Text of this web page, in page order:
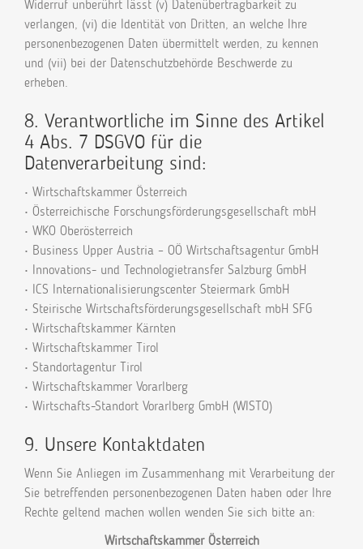
Widerruf unberührt lässt (v) Datenübertragbarkeit zu
verlangen, (vi) die Identität von Dritten, an welche Ihre
personenbezogenen Daten übermittelt werden, zu kennen
und (vii) bei der Datenschutzbehörde Beschwerde zu
erheben.
8. Verantwortliche im Sinne des Artikel
4 Abs. 7 DSGVO für die
Datenverarbeitung sind:
• Wirtschaftskammer Österreich
• Österreichische Forschungsförderungsgesellschaft mbH
• WKO Oberösterreich
• Business Upper Austria – OÖ Wirtschaftsagentur GmbH
• Innovations- und Technologietransfer Salzburg GmbH
• ICS Internationalisierungscenter Steiermark GmbH
• Steirische Wirtschaftsförderungsgesellschaft mbH SFG
• Wirtschaftskammer Kärnten
• Wirtschaftskammer Tirol
• Standortagentur Tirol
• Wirtschaftskammer Vorarlberg
• Wirtschafts-Standort Vorarlberg GmbH (WISTO)
9. Unsere Kontaktdaten
Wenn Sie Anliegen im Zusammenhang mit Verarbeitung der
Sie betreffenden personenbezogenen Daten haben oder Ihre
Rechte geltend machen wollen wenden Sie sich bitte an:
Wirtschaftskammer Österreich